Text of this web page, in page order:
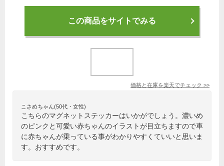
この商品をサイトでみる
価格と在庫を楽天でチェック >>
こさめちゃん(50代・女性)
こちらのマグネットステッカーはいかがでしょう。濃いめ
のピンクと可愛い赤ちゃんのイラストが目立ちますので車
に赤ちゃんが乗っている事がわかりやすくていいと思いま
す。おすすめです。